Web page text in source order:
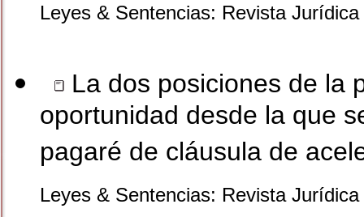
Leyes & Sentencias: Revista
La dos posiciones de la
oportunidad desde la que
pagaré de cláusula de
Leyes & Sentencias: Revista